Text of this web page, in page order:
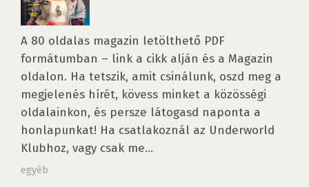
A 80 oldalas magazin letölthető PDF
formátumban – link a cikk alján és a Magazin
oldalon. Ha tetszik, amit csinálunk, oszd meg a
megjelenés hírét, kövess minket a közösségi
oldalainkon, és persze látogasd naponta a
honlapunkat! Ha csatlakoznál az Underworld
Klubhoz, vagy csak me...
egyéb